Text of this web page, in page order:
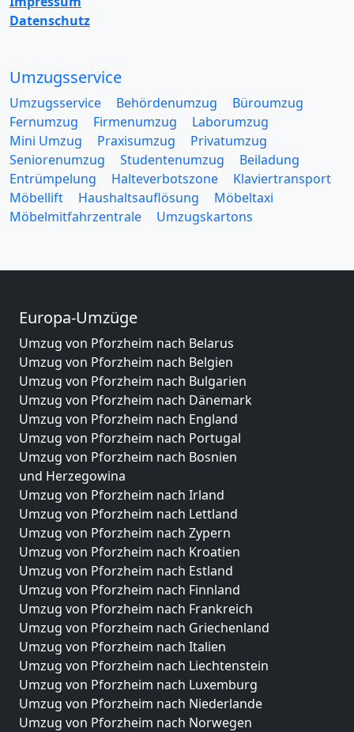
Datenschutz
Umzugsservice
Umzugsservice Behördenumzug
Büroumzug
Fernumzug
Firmenumzug
Laborumzug
Mini Umzug
Praxisumzug
Privatumzug
Seniorenumzug
Studentenumzug
Beiladung
Entrümpelung
Halteverbotszone
Klaviertransport
Möbellift
Haushaltsauflösung
Möbeltaxi
Möbelmitfahrzentrale
Umzugskartons
Europa-Umzüge
Umzug von Pforzheim nach Belarus
Umzug von Pforzheim nach Belgien
Umzug von Pforzheim nach Bulgarien
Umzug von Pforzheim nach Dänemark
Umzug von Pforzheim nach England
Umzug von Pforzheim nach Portugal
Umzug von Pforzheim nach Bosnien
und Herzegowina
Umzug von Pforzheim nach Irland
Umzug von Pforzheim nach Lettland
Umzug von Pforzheim nach Zypern
Umzug von Pforzheim nach Kroatien
Umzug von Pforzheim nach Estland
Umzug von Pforzheim nach Finnland
Umzug von Pforzheim nach Frankreich
Umzug von Pforzheim nach Griechenland
Umzug von Pforzheim nach Italien
Umzug von Pforzheim nach Liechtenstein
Umzug von Pforzheim nach Luxemburg
Umzug von Pforzheim nach Niederlande
Umzug von Pforzheim nach Norwegen